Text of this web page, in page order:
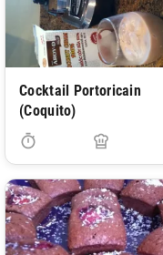
Cocktail Portoricain
(Coquito)